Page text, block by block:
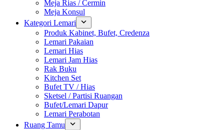
Meja Rias / Cermin
Meja Konsul
Kategori Lemari
Produk Kabinet, Bufet, Credenza
Lemari Pakaian
Lemari Hias
Lemari Jam Hias
Rak Buku
Kitchen Set
Bufet TV / Hias
Sketsel / Partisi Ruangan
Bufet/Lemari Dapur
Lemari Perabotan
Ruang Tamu